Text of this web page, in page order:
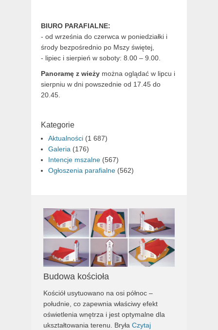
BIURO PARAFIALNE:
- od września do czerwca w poniedziałki i
środy bezpośrednio po Mszy świętej,
- lipiec i sierpień w soboty: 8.00 – 9.00.
Panoramę z wieży można oglądać w lipcu i
sierpniu w dni powszednie od 17.45 do
20.45.
Kategorie
Aktualności (1 687)
Galeria (176)
Intencje mszalne (567)
Ogłoszenia parafialne (562)
Budowa kościoła
Kościół usytuowano na osi północ –
południe, co zapewnia właściwy efekt
oświetlenia wnętrza i jest optymalne dla
ukształtowania terenu. Bryła Czytaj